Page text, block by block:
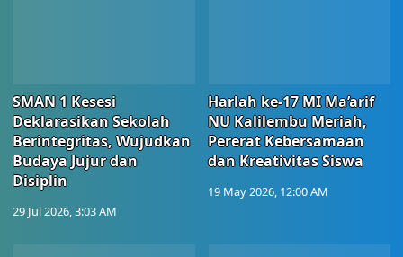
SMAN 1 Kesesi
Deklarasikan Sekolah
Berintegritas, Wujudkan
Budaya Jujur dan
Disiplin
29 Jul 2026, 3:03 AM
Harlah ke-17 MI Ma’arif
NU Kalilembu Meriah,
Pererat Kebersamaan
dan Kreativitas Siswa
19 May 2026, 12:00 AM